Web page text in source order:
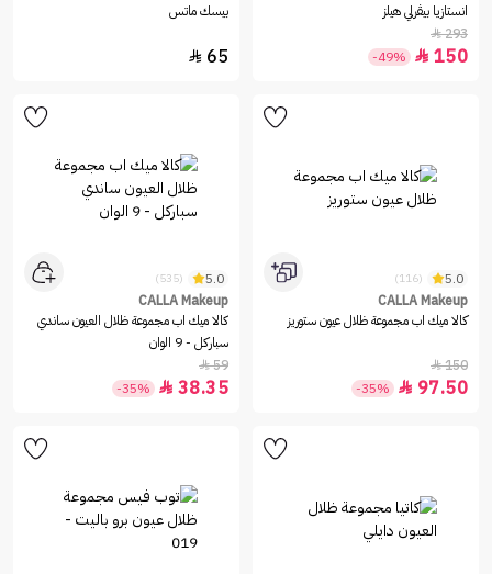
انستازيا بيڤرلي هيلز
293

150

-49%
بيسك ماتس
65

5.0
(116)
CALLA Makeup
كالا ميك اب مجموعة ظلال عيون ستوريز
150

97.50

-35%
5.0
(535)
CALLA Makeup
كالا ميك اب مجموعة ظلال العيون ساندي
سباركل - 9 الوان
59

38.35

-35%